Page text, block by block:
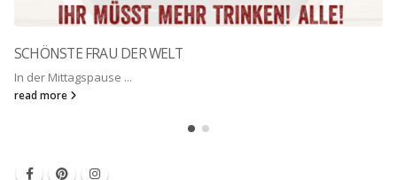
SCHÖNSTE FRAU DER WELT
In der Mittagspause ...
read more